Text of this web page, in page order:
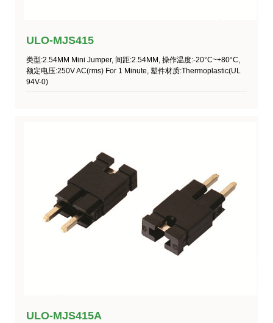
ULO-MJS415
类型:2.54MM Mini Jumper, 间距:2.54MM, 操作温度:-20°C~+80°C,
额定电压:250V AC(rms) For 1 Minute, 塑件材质:Thermoplastic(UL
94V-0)
ULO-MJS415A